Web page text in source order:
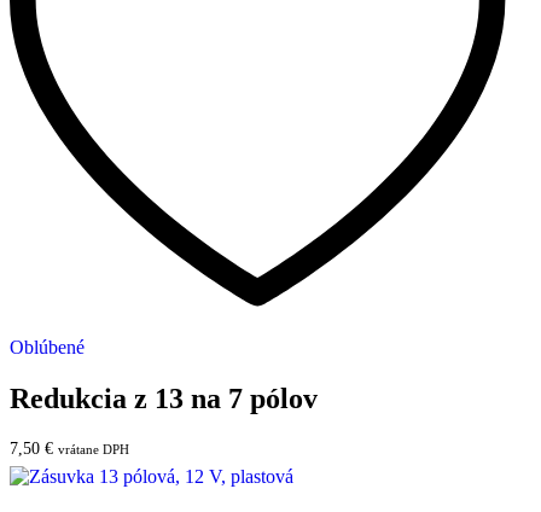
Oblúbené
Redukcia z 13 na 7 pólov
7,50 € vrátane DPH